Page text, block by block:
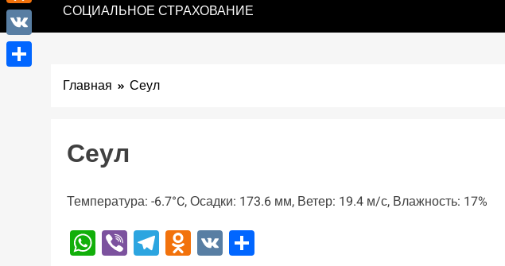
СОЦИАЛЬНОЕ СТРАХОВАНИЕ
Главная Сеул
Сеул
Температура: -6.7°C, Осадки: 173.6 мм, Ветер: 19.4 м/с, Влажность: 17%
WhatsApp
ViberTelegram
Odnoklassniki
VK
Odnoklassniki
VK
Отправить